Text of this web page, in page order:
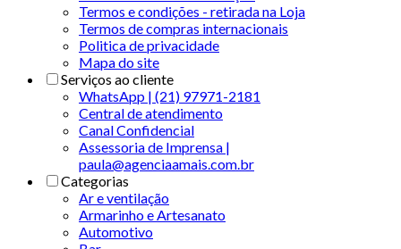
Termos e condições - retirada na Loja
Termos de compras internacionais
Politica de privacidade
Mapa do site
Serviços ao cliente
WhatsApp | (21) 97971-2181
Central de atendimento
Canal Confidencial
Assessoria de Imprensa |
paula@agenciaamais.com.br
Categorias
Ar e ventilação
Armarinho e Artesanato
Automotivo